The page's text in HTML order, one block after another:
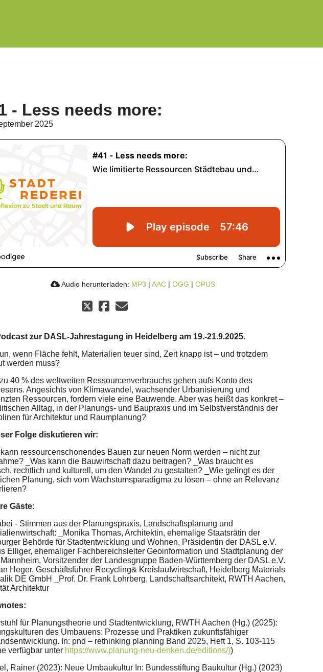
- Less needs more:
2025
Audio herunterladen: MP3 | AAC | OGG | OPUS
zur DASL-Jahrestagung in Heidelberg am 19.-21.9.2025.
wenn Fläche fehlt, Materialien teuer sind, Zeit knapp ist – und trotzdem
werden muss?
40 % des weltweiten Ressourcenverbrauchs gehen aufs Konto des
Angesichts von Klimawandel, wachsender Urbanisierung und
Ressourcen, fordern viele eine Bauwende. Aber was heißt das konkret –
Alltag, in der Planungs- und Baupraxis und im Selbstverständnis der
für Architektur und Raumplanung?
Folge diskutieren wir:
kann ressourcenschonendes Bauen zur neuen Norm werden – nicht zur
_Was kann die Bauwirtschaft dazu beitragen? _Was braucht es
rechtlich und kulturell, um den Wandel zu gestalten? _Wie gelingt es der
Planung, sich vom Wachstumsparadigma zu lösen – ohne an Relevanz
Gäste:
- Stimmen aus der Planungspraxis, Landschaftsplanung und
_Monika Thomas, Architektin, ehemalige Staatsrätin der
Behörde für Stadtentwicklung und Wohnen, Präsidentin der DASL e.V.
Elliger, ehemaliger Fachbereichsleiter Geoinformation und Stadtplanung der
Vorsitzender der Landesgruppe Baden-Württemberg der DASL e.V.
Heger, Geschäftsführer Recycling& Kreislaufwirtschaft, Heidelberg Materials
DE GmbH _Prof. Dr. Frank Lohrberg, Landschaftsarchitekt, RWTH Aachen,
Architektur
für Planungstheorie und Stadtentwicklung, RWTH Aachen (Hg.) (2025):
des Umbauens: Prozesse und Praktiken zukunftsfähiger
In: pnd – rethinking planning Band 2025, Heft 1, S. 103-115
verfügbar unter https://www.planung-neu-denken.de/editions/))
Rainer (2023): Neue Umbaukultur In: Bundesstiftung Baukultur (Hg.) (2023)